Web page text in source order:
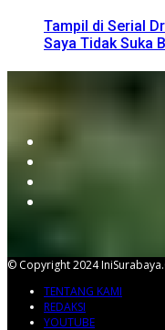
Tampil di Serial
Saya Tidak Suka
© Copyright 2024
TENTANG KAMI
REDAKSI
YOUTUBE